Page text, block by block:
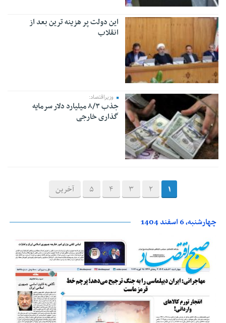
این دولت پر هزینه‌ ترین بعد از
انقلاب
وزیراقتصاد:
جذب ۸/۳ میلیارد دلار سرمایه
گذاری خارجی
1
2
3
4
5 آخرین
چهارشنبه، 6 اسفند 1404